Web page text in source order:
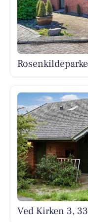
Ved Kirken 3,